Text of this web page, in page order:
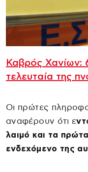
Καβρός Χανίων:
τελευταία της
Οι πρώτες
αναφέρουν ότι ε
λαιμό και τα
ενδεχόμενο της